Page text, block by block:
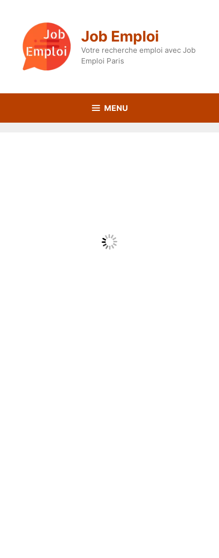
Job Emploi
Votre recherche emploi avec Job
Emploi Paris
MENU